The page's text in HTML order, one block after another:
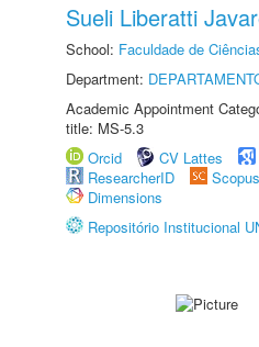
Sueli Liberatti
School: Faculdade de
Department:
Academic Appointment
title: MS-5.3
Orcid
CV Lattes
ResearcherID
Scopus
Dimensions
Repositório Institucional